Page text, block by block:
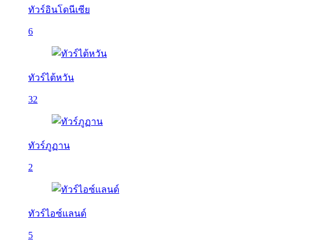
ทัวร์อินโดนีเซีย
6
ทัวร์ไต้หวัน
32
ทัวร์ภูฏาน
2
ทัวร์ไอซ์แลนด์
5